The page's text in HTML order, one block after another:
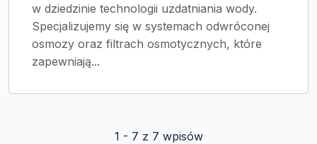
w dziedzinie technologii uzdatniania wody.
Specjalizujemy się w systemach odwróconej
osmozy oraz filtrach osmotycznych, które
zapewniają...
1 - 7 z 7 wpisów